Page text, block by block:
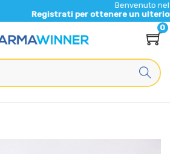
Benvenuto nel nuovo
Registrati per ottenere un ulteriore 5%
0